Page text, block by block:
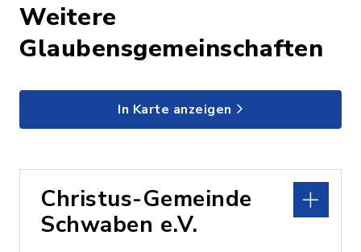
Weitere
Glaubensgemeinschaften
In Karte anzeigen
Christus-Gemeinde
Schwaben e.V.